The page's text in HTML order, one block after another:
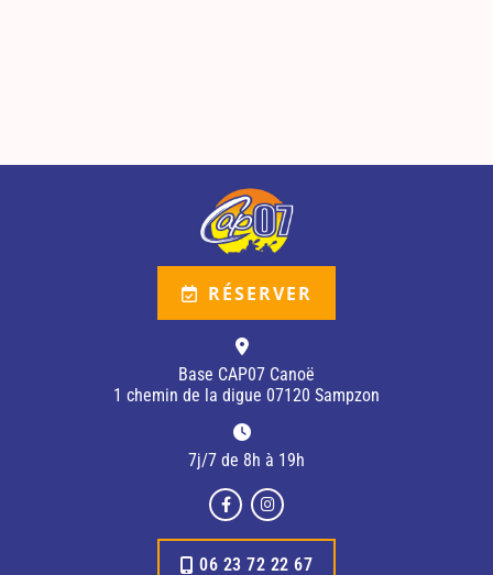
Base CAP07 Canoë
1 chemin de la digue 07120 Sampzon
7j/7 de 8h à 19h
RÉSERVER
06 23 72 22 67